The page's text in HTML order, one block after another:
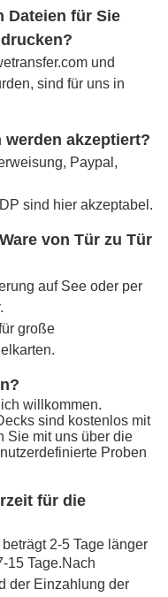
Dateien für Sie
und
sind für uns in
werden akzeptiert?
Paypal,
sind hier akzeptabel.
von Tür zu Tür
auf See oder per
große
willkommen.
sind kostenlos mit
Sie mit uns über die
Proben
für die
2-5 Tage länger
15 Tage.Nach
der Einzahlung der